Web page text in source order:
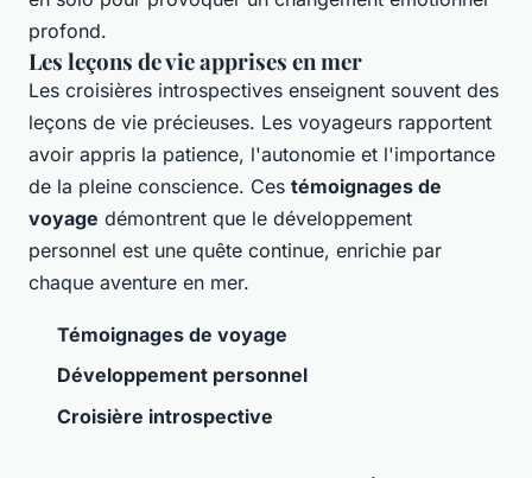
profond.
Les leçons de vie apprises en mer
Les croisières introspectives enseignent souvent des
leçons de vie précieuses. Les voyageurs rapportent
avoir appris la patience, l'autonomie et l'importance
de la pleine conscience. Ces témoignages de
voyage démontrent que le développement
personnel est une quête continue, enrichie par
chaque aventure en mer.
Témoignages de voyage
Développement personnel
Croisière introspective